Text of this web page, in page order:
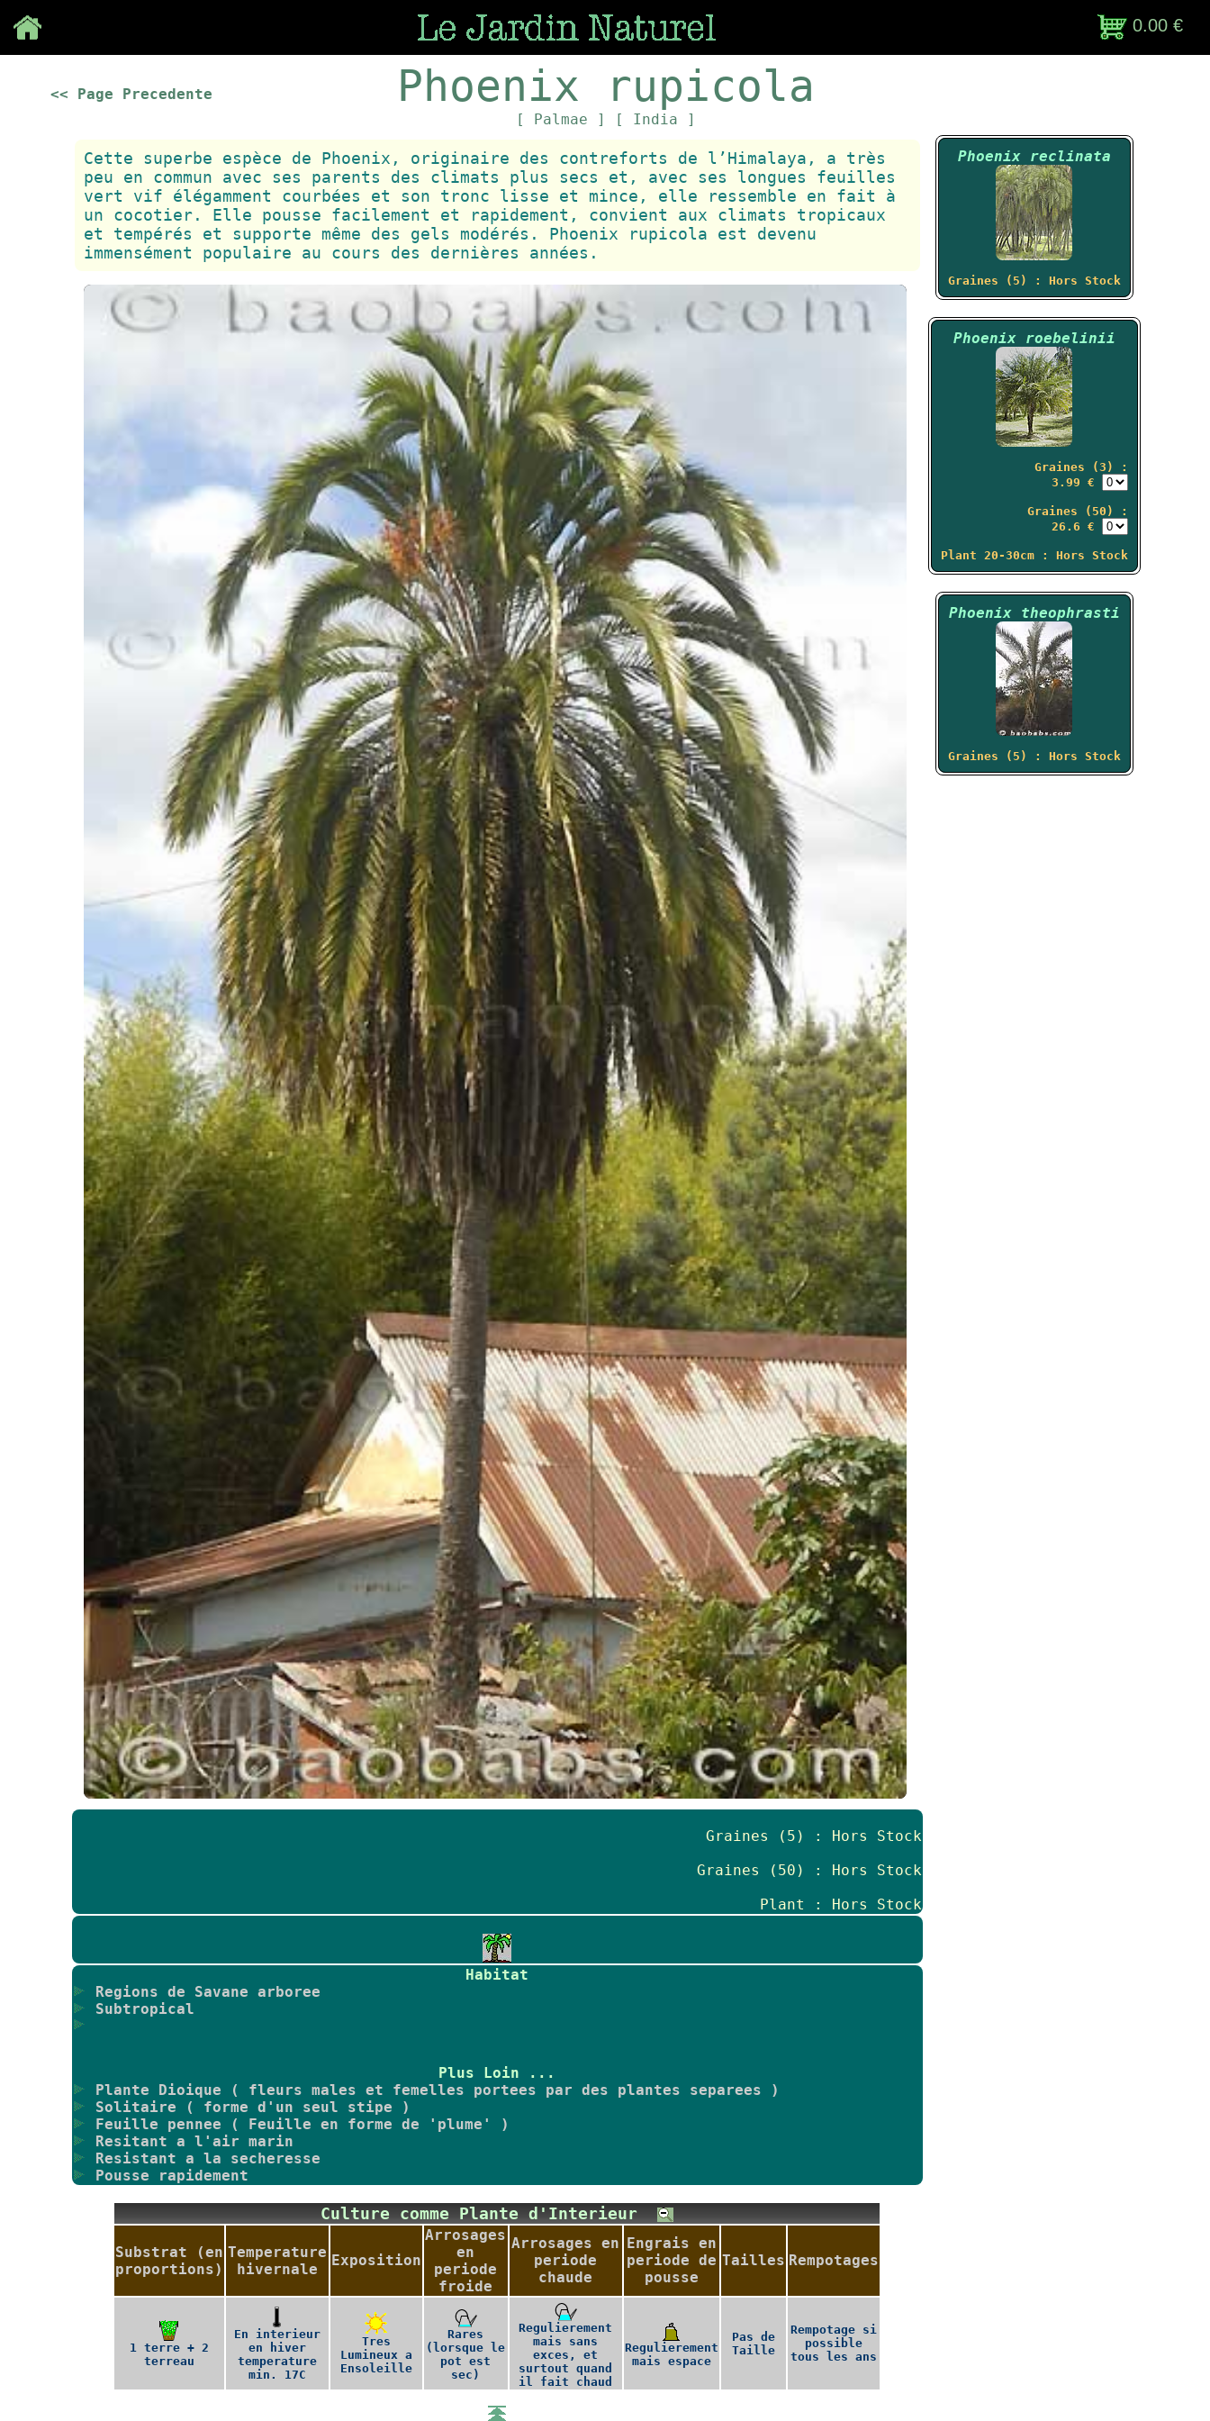
0.00 €
<< Page Precedente Phoenix rupicola
[ Palmae ] [ India ]
Cette superbe espèce de Phoenix, originaire des contreforts de l’Himalaya, a très
peu en commun avec ses parents des climats plus secs et, avec ses longues feuilles
vert vif élégamment courbées et son tronc lisse et mince, elle ressemble en fait à
un cocotier. Elle pousse facilement et rapidement, convient aux climats tropicaux
et tempérés et supporte même des gels modérés. Phoenix rupicola est devenu
immensément populaire au cours des dernières années.
Graines (5) : Hors Stock
Graines (50) : Hors Stock
Plant : Hors Stock
Habitat
Regions de Savane arboree
Subtropical
Plus Loin ...
Plante Dioique ( fleurs males et femelles portees par des plantes separees )
Solitaire ( forme d'un seul stipe )
Feuille pennee ( Feuille en forme de 'plume' )
Resitant a l'air marin
Resistant a la secheresse
Pousse rapidement
Culture comme Plante d'Interieur
Substrat (en
proportions)
Temperature
hivernale
Exposition
Arrosages
en
periode
froide
Arrosages en
periode
chaude
Engrais en
periode de
pousse
Tailles Rempotages
1 terre + 2
terreau
En interieur
en hiver
temperature
min. 17C
Tres
Lumineux a
Ensoleille
Rares
(lorsque le
pot est
sec)
Regulierement
mais sans
exces, et
surtout quand
il fait chaud
Regulierement
mais espace
Pas de
Taille
Rempotage si
possible
tous les ans
Phoenix reclinata
Graines (5) : Hors Stock
Phoenix roebelinii
Graines (3) :
3.99 €
Graines (50) :
26.6 €
Plant 20-30cm : Hors Stock
Phoenix theophrasti
Graines (5) : Hors Stock